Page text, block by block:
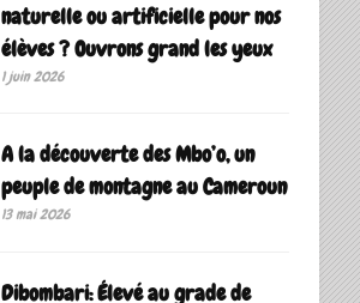
naturelle ou artificielle pour nos
élèves ? Ouvrons grand les yeux
1 juin 2026
A la découverte des Mbo’o, un
peuple de montagne au Cameroun
13 mai 2026
Dibombari: Élevé au grade de